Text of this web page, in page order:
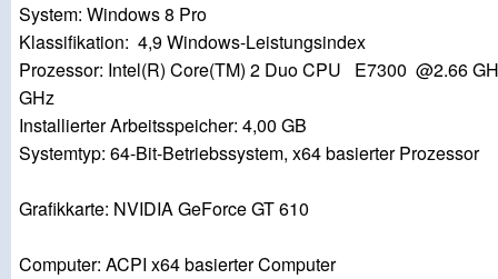
System: Windows 8 Pro
Klassifikation: 4,9 Windows-Leistungsindex
Prozessor: Intel(R) Core(TM) 2 Duo CPU E7300 @2.66
GHz
Installierter Arbeitsspeicher: 4,00 GB
Systemtyp: 64-Bit-Betriebssystem, x64 basierter Prozessor
Grafikkarte: NVIDIA GeForce GT 610
Computer: ACPI x64 basierter Computer